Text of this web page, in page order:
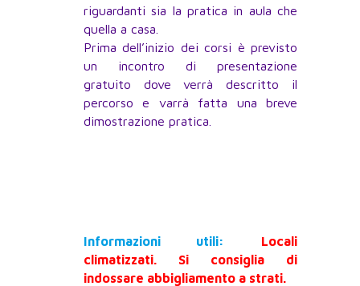
riguardanti sia la pratica in aula che
quella a casa.
Prima dell’inizio dei corsi è previsto
un incontro di presentazione
gratuito dove verrà descritto il
percorso e varrà fatta una breve
dimostrazione pratica.
Informazioni utili:
Locali
climatizzati. Si consiglia di
indossare abbigliamento a strati.